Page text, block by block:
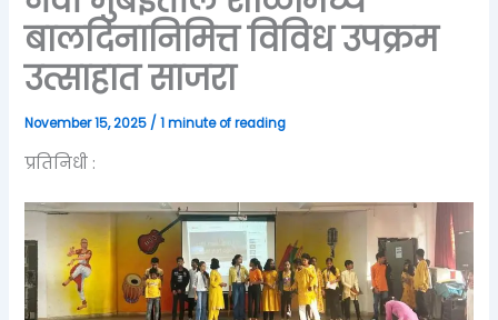
बालदिनानिमित्त विविध उपक्रम
उत्साहात साजरा
November 15, 2025 /1 minute of reading
प्रतिनिधी :